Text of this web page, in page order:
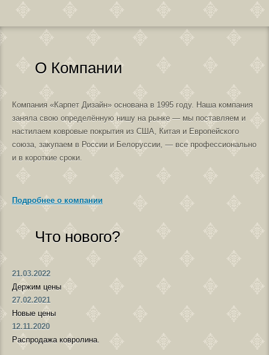
О Компании
Компания «Карпет Дизайн» основана в 1995 году. Наша компания
заняла свою определённую нишу на рынке — мы поставляем и
настилаем ковровые покрытия из США, Китая и Европейского
союза, закупаем в России и Белоруссии, — все профессионально
и в короткие сроки.
Подробнее о компании
Что нового?
21.03.2022
Держим цены
27.02.2021
Новые цены
12.11.2020
Распродажа ковролина.